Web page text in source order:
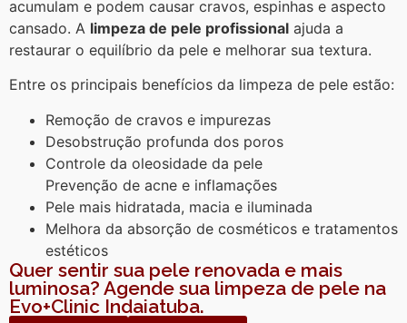
acumulam e podem causar cravos, espinhas e aspecto
cansado. A limpeza de pele profissional ajuda a
restaurar o equilíbrio da pele e melhorar sua textura.
Entre os principais benefícios da limpeza de pele estão:
Remoção de cravos e impurezas
Desobstrução profunda dos poros
Controle da oleosidade da pele
Prevenção de acne e inflamações
Pele mais hidratada, macia e iluminada
Melhora da absorção de cosméticos e tratamentos
estéticos
Quer sentir sua pele renovada e mais
luminosa? Agende sua limpeza de pele na
Evo+Clinic Indaiatuba.